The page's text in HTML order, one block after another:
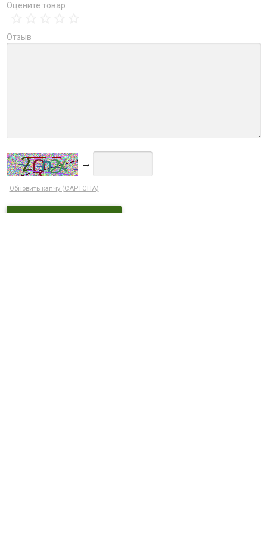
Оцените товар
Отзыв
→
Обновить капчу (CAPTCHA)